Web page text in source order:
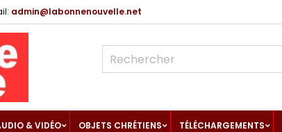
admin@labonnenouvelle.net
& VIDÉO OBJETS CHRÉTIENS TÉLÉCHARGEMENTS